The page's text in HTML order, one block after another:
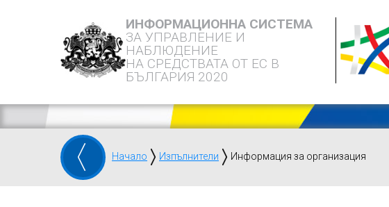
ИНФОРМАЦИОННА СИСТЕМА
ЗА УПРАВЛЕНИЕ И
НАБЛЮДЕНИЕ
НА СРЕДСТВАТА ОТ ЕС В
БЪЛГАРИЯ 2020
Начало Изпълнители Информация за организация